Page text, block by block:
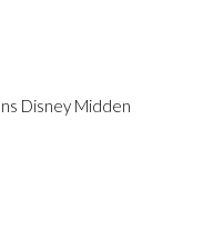
Disney Midden